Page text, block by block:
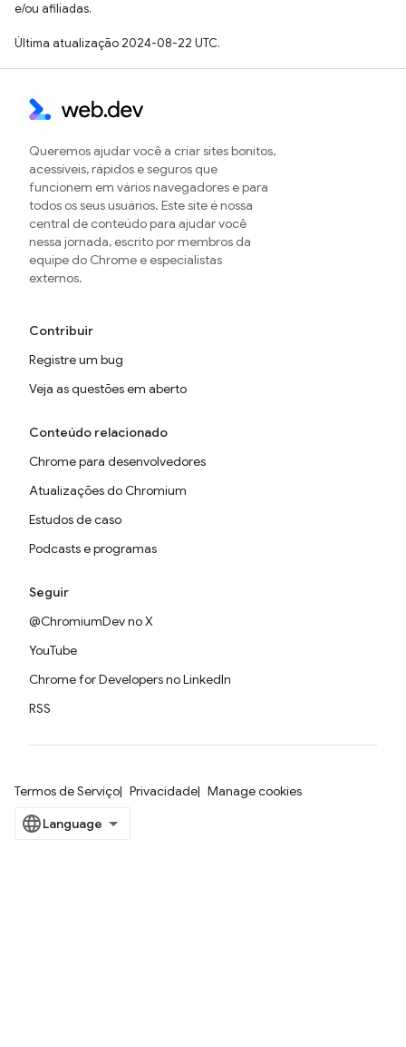
e/ou afiliadas.
Última atualização 2024-08-22 UTC.
Queremos ajudar você a criar sites bonitos,
acessíveis, rápidos e seguros que
funcionem em vários navegadores e para
todos os seus usuários. Este site é nossa
central de conteúdo para ajudar você
nessa jornada, escrito por membros da
equipe do Chrome e especialistas
externos.
Contribuir
Registre um bug
Veja as questões em aberto
Conteúdo relacionado
Chrome para desenvolvedores
Atualizações do Chromium
Estudos de caso
Podcasts e programas
Seguir
@ChromiumDev no X
YouTube
Chrome for Developers no LinkedIn
RSS
Termos de Serviço Privacidade Manage cookies